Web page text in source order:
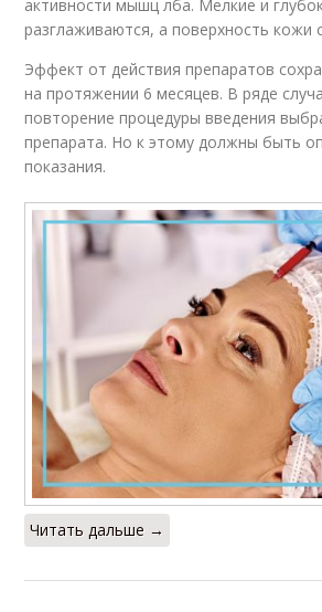
активности мышц лба. Мелкие и
разглаживаются, а поверхность кожи
Эффект от действия препаратов
на протяжении 6 месяцев. В ряде
повторение процедуры введения
препарата. Но к этому должны быть
показания.
Читать дальше →